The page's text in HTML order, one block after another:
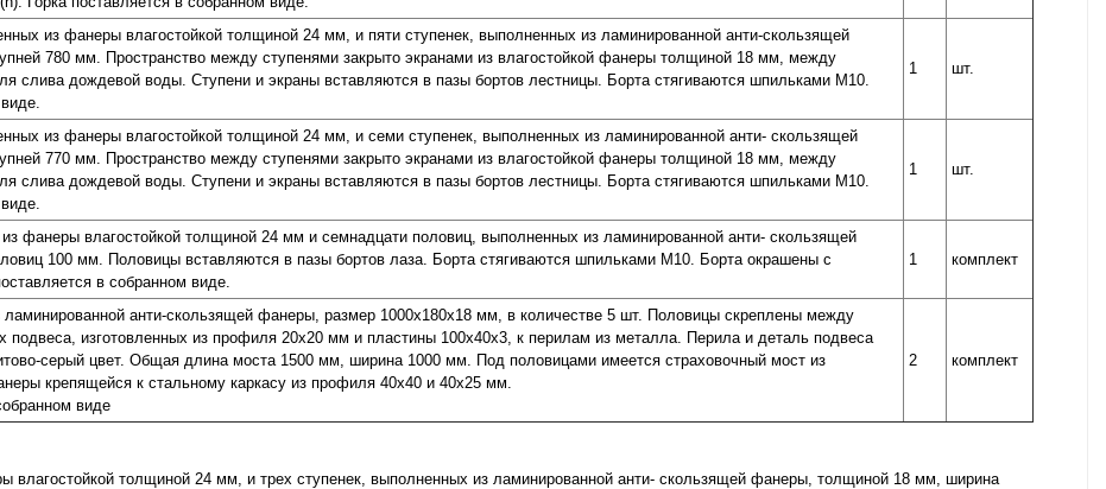
из фанеры влагостойкой толщиной 24 мм, и пяти ступенек, выполненных из ламинированной анти-скользящей
780 мм. Пространство между ступенями закрыто экранами из влагостойкой фанеры толщиной 18 мм, между
слива дождевой воды. Ступени и экраны вставляются в пазы бортов лестницы. Борта стягиваются шпильками М10.
1 шт.
из фанеры влагостойкой толщиной 24 мм, и семи ступенек, выполненных из ламинированной анти- скользящей
770 мм. Пространство между ступенями закрыто экранами из влагостойкой фанеры толщиной 18 мм, между
слива дождевой воды. Ступени и экраны вставляются в пазы бортов лестницы. Борта стягиваются шпильками М10.
1 шт.
фанеры влагостойкой толщиной 24 мм и семнадцати половиц, выполненных из ламинированной анти- скользящей
100 мм. Половицы вставляются в пазы бортов лаза. Борта стягиваются шпильками М10. Борта окрашены с
в собранном виде.
1 комплект
анти-скользящей фанеры, размер 1000х180х18 мм, в количестве 5 шт. Половицы скреплены между
изготовленных из профиля 20х20 мм и пластины 100х40х3, к перилам из металла. Перила и деталь подвеса
серый цвет. Общая длина моста 1500 мм, ширина 1000 мм. Под половицами имеется страховочный мост из
крепящейся к стальному каркасу из профиля 40х40 и 40х25 мм.
виде
2 комплект
влагостойкой толщиной 24 мм, и трех ступенек, выполненных из ламинированной анти- скользящей фанеры, толщиной 18 мм, ширина